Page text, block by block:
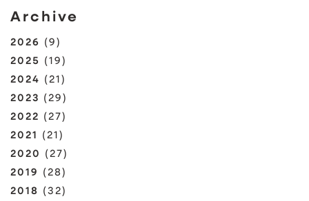
Archive
2026 (9)
2025 (19)
2024 (21)
2023 (29)
2022 (27)
2021 (21)
2020 (27)
2019 (28)
2018 (32)